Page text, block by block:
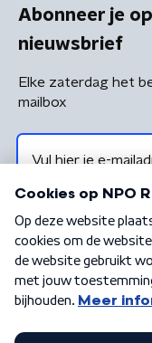
Abonneer je
nieuwsbrief
Elke zaterdag het
mailbox
Algemene